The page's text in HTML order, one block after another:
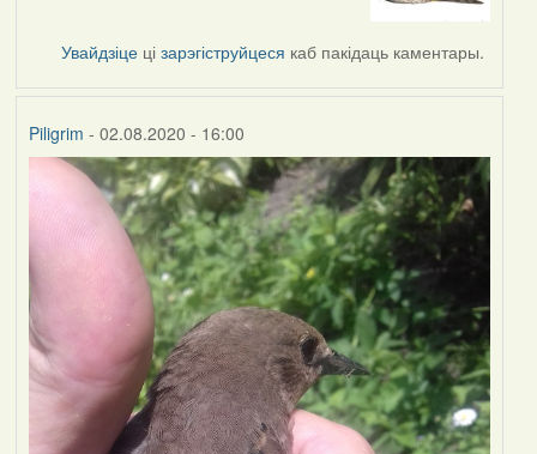
LightyУвайдзіце цізарэгіструйцеся каб пакідаць каментары.
Piligrim - 02.08.2020 - 16:00